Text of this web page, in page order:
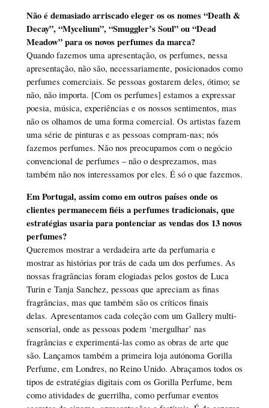
Não é demasiado arriscado eleger os os nomes “Death &
Decay”, “Mycelium”, “Smuggler’s Soul” ou “Dead
Meadow” para os novos perfumes da marca?
Quando fazemos uma apresentação, os perfumes, nessa
apresentação, não são, necessariamente, posicionados como
perfumes comerciais. Se pessoas gostarem deles, ótimo; se
não, não importa. [Com os perfumes] estamos a expressar
poesia, música, experiências e os nossos sentimentos, mas
não os olhamos de uma forma comercial. Os artistas fazem
uma série de pinturas e as pessoas compram-nas; nós
fazemos perfumes. Não nos preocupamos com o negócio
convencional de perfumes – não o desprezamos, mas
também não nos interessamos por eles. É só o que fazemos.
Em Portugal, assim como em outros países onde os
clientes permanecem fiéis a perfumes tradicionais, que
estratégias usaria para pontenciar as vendas dos 13 novos
perfumes?
Queremos mostrar a verdadeira arte da perfumaria e
mostrar as histórias por trás de cada um dos perfumes. As
nossas fragrâncias foram elogiadas pelos gostos de Luca
Turin e Tanja Sanchez, pessoas que apreciam as finas
fragrâncias, mas que também são os críticos finais
delas. Apresentamos cada coleção com um Gallery multi-
sensorial, onde as pessoas podem ‘mergulhar’ nas
fragrâncias e experimentá-las como as obras de arte que
são. Lançamos também a primeira loja autónoma Gorilla
Perfume, em Londres, no Reino Unido. Abraçamos todos os
tipos de estratégias digitais com os Gorilla Perfume, bem
como atividades de guerrilha, como perfumar eventos